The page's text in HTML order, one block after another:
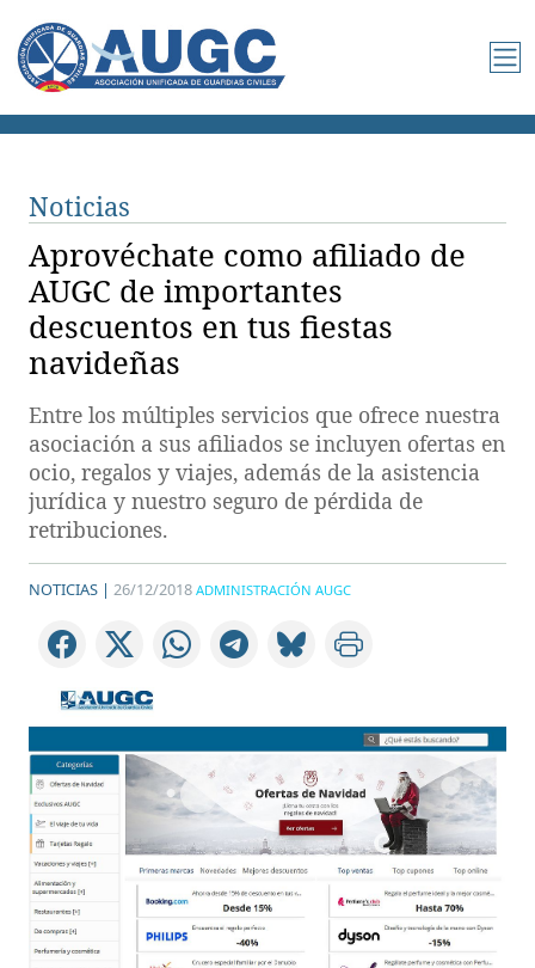
Noticias
Aprovéchate como afiliado de
AUGC de importantes
descuentos en tus fiestas
navideñas
Entre los múltiples servicios que ofrece nuestra
asociación a sus afiliados se incluyen ofertas en
ocio, regalos y viajes, además de la asistencia
jurídica y nuestro seguro de pérdida de
retribuciones.
NOTICIAS | 26/12/2018 ADMINISTRACIÓN AUGC